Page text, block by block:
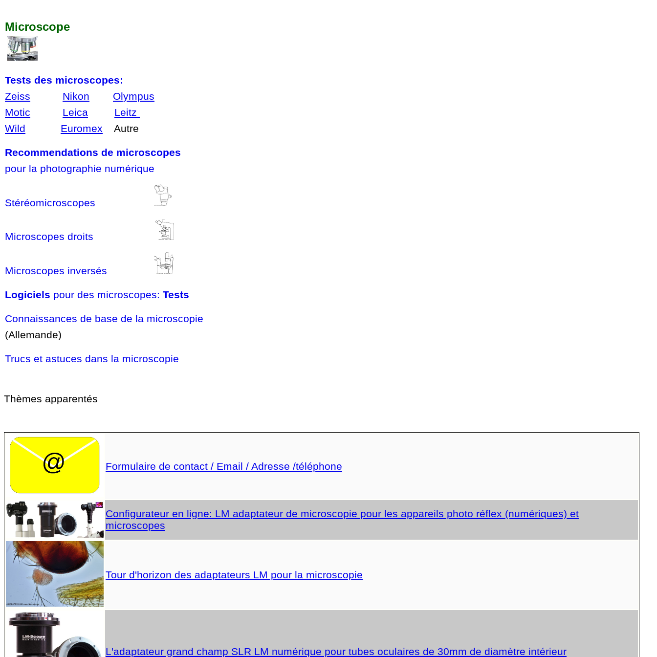
Microscope
Tests des microscopes:
Zeiss
Nikon
Olympus
Motic
Leica
Leitz
Wild
Euromex Autre
Recommendations de microscopes
pour la photographie numérique
Stéréomicroscopes
Microscopes droits
Microscopes inversés
Logiciels pour des microscopes: Tests
Connaissances de base de la microscopie
(Allemande)
Trucs et astuces dans la microscopie
Thèmes apparentés
Formulaire de contact / Email / Adresse /téléphone
Configurateur en ligne: LM adaptateur de microscopie pour les appareils photo réflex (numériques) et
microscopes
Tour d'horizon des adaptateurs LM pour la microscopie
L'adaptateur grand champ SLR LM numérique pour tubes oculaires de 30mm de diamètre intérieur